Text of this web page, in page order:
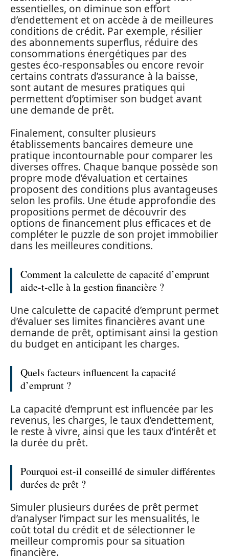
essentielles, on diminue son effort
d’endettement et on accède à de meilleures
conditions de crédit. Par exemple, résilier
des abonnements superflus, réduire des
consommations énergétiques par des
gestes éco-responsables ou encore revoir
certains contrats d’assurance à la baisse,
sont autant de mesures pratiques qui
permettent d’optimiser son budget avant
une demande de prêt.
Finalement, consulter plusieurs
établissements bancaires demeure une
pratique incontournable pour comparer les
diverses offres. Chaque banque possède son
propre mode d’évaluation et certaines
proposent des conditions plus avantageuses
selon les profils. Une étude approfondie des
propositions permet de découvrir des
options de financement plus efficaces et de
compléter le puzzle de son projet immobilier
dans les meilleures conditions.
Comment la calculette de capacité d’emprunt
aide-t-elle à la gestion financière ?
Une calculette de capacité d’emprunt permet
d’évaluer ses limites financières avant une
demande de prêt, optimisant ainsi la gestion
du budget en anticipant les charges.
Quels facteurs influencent la capacité
d’emprunt ?
La capacité d’emprunt est influencée par les
revenus, les charges, le taux d’endettement,
le reste à vivre, ainsi que les taux d’intérêt et
la durée du prêt.
Pourquoi est-il conseillé de simuler différentes
durées de prêt ?
Simuler plusieurs durées de prêt permet
d’analyser l’impact sur les mensualités, le
coût total du crédit et de sélectionner le
meilleur compromis pour sa situation
financière.